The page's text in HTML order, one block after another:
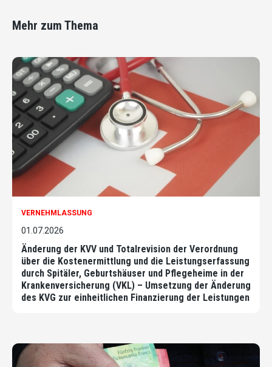
Mehr zum Thema
VERNEHMLASSUNG
01.07.2026
Änderung der KVV und Totalrevision der Verordnung
über die Kostenermittlung und die Leistungserfassung
durch Spitäler, Geburtshäuser und Pflegeheime in der
Krankenversicherung (VKL) – Umsetzung der Änderung
des KVG zur einheitlichen Finanzierung der Leistungen